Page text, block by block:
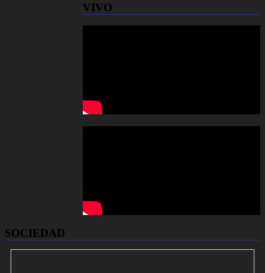
VIVO
SOCIEDAD